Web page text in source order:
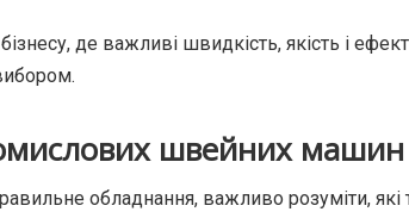
де важливі швидкість, якість і
швейних машин
обладнання, важливо розуміти,